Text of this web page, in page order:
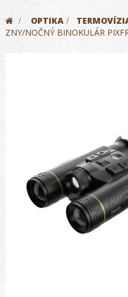
> OPTIKA >
ZNY/NOČNÝ BINOKULÁR